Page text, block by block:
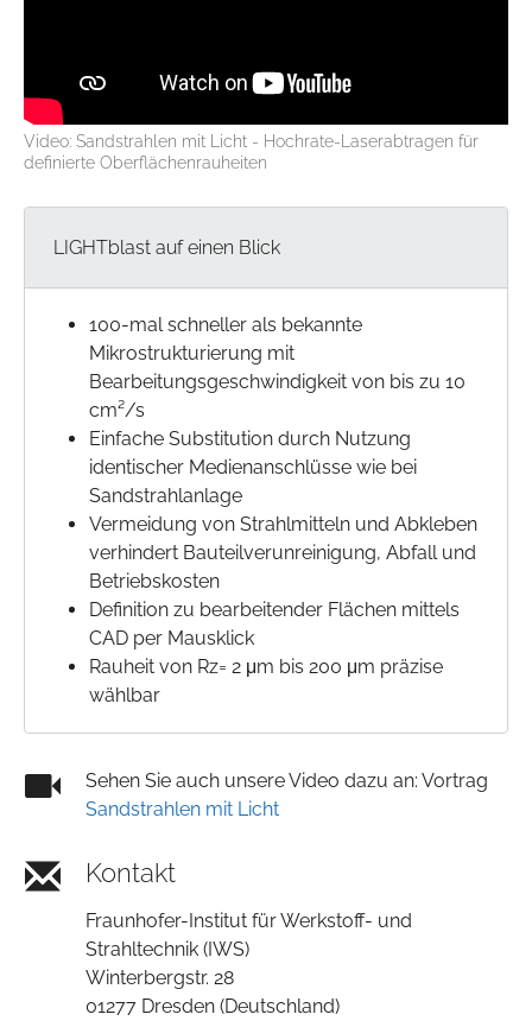
Video: Sandstrahlen mit Licht - Hochrate-Laserabtragen für
definierte Oberflächenrauheiten
LIGHTblast auf einen Blick
100-mal schneller als bekannte
Mikrostrukturierung mit
Bearbeitungsgeschwindigkeit von bis zu 10
cm²/s
Einfache Substitution durch Nutzung
identischer Medienanschlüsse wie bei
Sandstrahlanlage
Vermeidung von Strahlmitteln und Abkleben
verhindert Bauteilverunreinigung, Abfall und
Betriebskosten
Definition zu bearbeitender Flächen mittels
CAD per Mausklick
Rauheit von Rz= 2 μm bis 200 μm präzise
wählbar
Sehen Sie auch unsere Video dazu an: Vortrag
Sandstrahlen mit Licht
Kontakt
Fraunhofer-Institut für Werkstoff- und
Strahltechnik (IWS)
Winterbergstr. 28
01277 Dresden (Deutschland)